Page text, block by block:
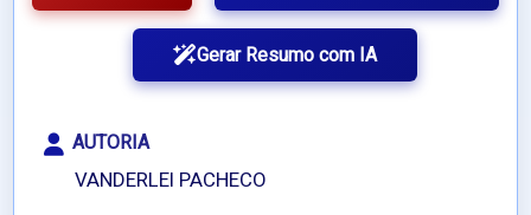
Gerar Resumo com IA
AUTORIA
VANDERLEI PACHECO